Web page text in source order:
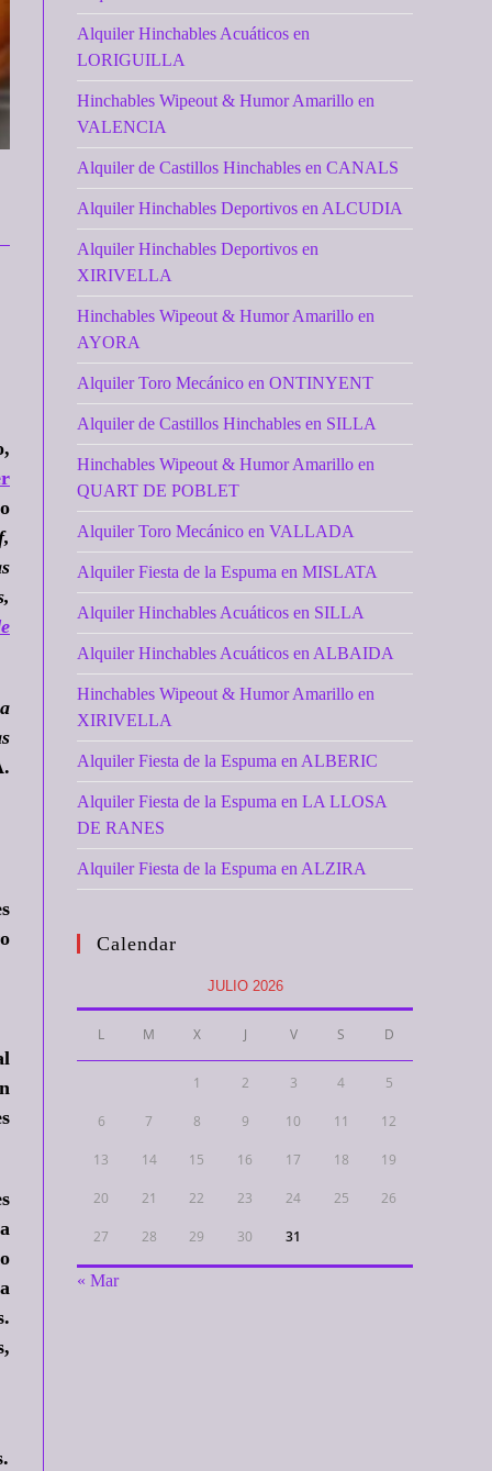
Alquiler Hinchables Acuáticos en
LORIGUILLA
Hinchables Wipeout & Humor Amarillo en
VALENCIA
Alquiler de Castillos Hinchables en CANALS
Alquiler Hinchables Deportivos en ALCUDIA
Alquiler Hinchables Deportivos en
XIRIVELLA
Hinchables Wipeout & Humor Amarillo en
AYORA
Alquiler Toro Mecánico en ONTINYENT
Alquiler de Castillos Hinchables en SILLA
Hinchables Wipeout & Humor Amarillo en
QUART DE POBLET
Alquiler Toro Mecánico en VALLADA
Alquiler Fiesta de la Espuma en MISLATA
Alquiler Hinchables Acuáticos en SILLA
Alquiler Hinchables Acuáticos en ALBAIDA
Hinchables Wipeout & Humor Amarillo en
XIRIVELLA
Alquiler Fiesta de la Espuma en ALBERIC
Alquiler Fiesta de la Espuma en LA LLOSA
DE RANES
Alquiler Fiesta de la Espuma en ALZIRA
Calendar
JULIO 2026
L M X J V S D
1 2 3 4 5
6 7 8 9 10 11 12
13 14 15 16 17 18 19
20 21 22 23 24 25 26
27 28 29 30 31
« Mar